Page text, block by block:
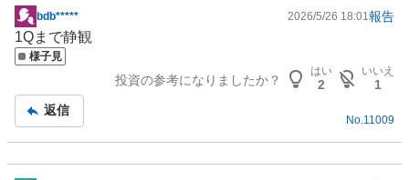
掲
示
板
bdb***** 2026/5/26 18:01報告
1Qまで静観
様子見
投資の参考になりましたか？
はい
2
いいえ
1
返信
No. 11009